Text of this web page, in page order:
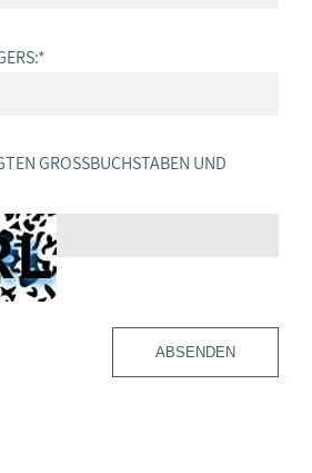
*
GROSSBUCHSTABEN UND Z
ABSENDEN